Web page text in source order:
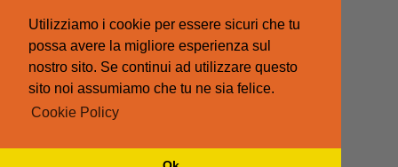
Utilizziamo i cookie per essere sicuri che tu
possa avere la migliore esperienza sul
nostro sito. Se continui ad utilizzare questo
sito noi assumiamo che tu ne sia felice.
Cookie Policy